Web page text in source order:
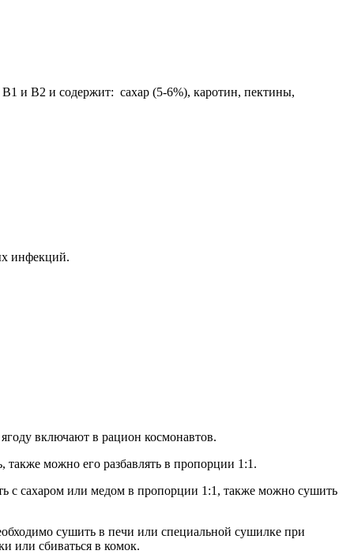
и B2 и содержит: сахар (5-6%), каротин, пектины,
инфекций.
включают в рацион космонавтов.
можно его разбавлять в пропорции 1:1.
с сахаром или медом в пропорции 1:1, также можно сушить
сушить в печи или специальной сушилке при
или сбиваться в комок.